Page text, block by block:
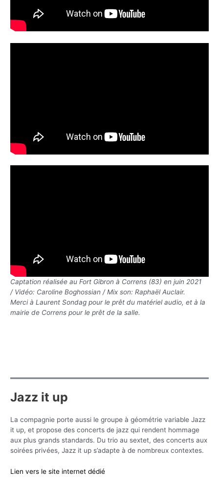
Captation réalisée au Fort Gibron à Correns (83) en juin 2021
/ Vidéo: Caroline Boghossian / Mix son: Raphaël Auclair.
Merci à Laurent Sondag pour le prêt du matériel audio, et à la
mairie de Correns pour le prêt de la salle.
Jazz it up
La compagnie porte aussi le groupe à géométrie variable Jazz
it up, et propose des concerts de jazz qui rendent hommage
aux plus grands standards. Du trio au sextet, des concerts aux
soirées privées, Jazz it up s’adapte à de nombreux contextes.
Lien vers le site internet dédié